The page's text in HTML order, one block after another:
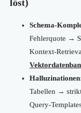
löst)
Schema-
Fehlerquote →
Kontext-
Tabellen →
Query-